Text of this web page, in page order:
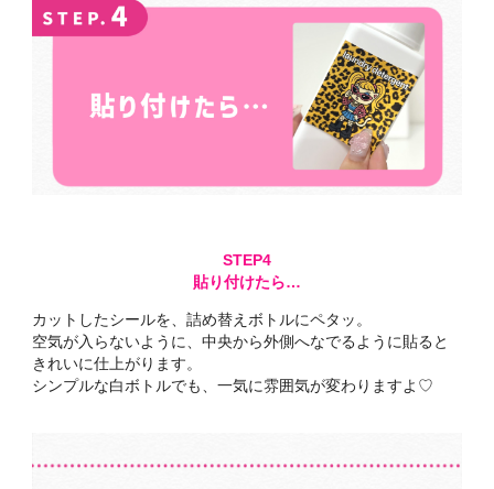
貼り付けたら…
カットしたシールを、詰め替えボトルにペタッ。
空気が入らないように、中央から外側へなでるように貼ると
きれいに仕上がります。
シンプルな白ボトルでも、一気に雰囲気が変わりますよ♡